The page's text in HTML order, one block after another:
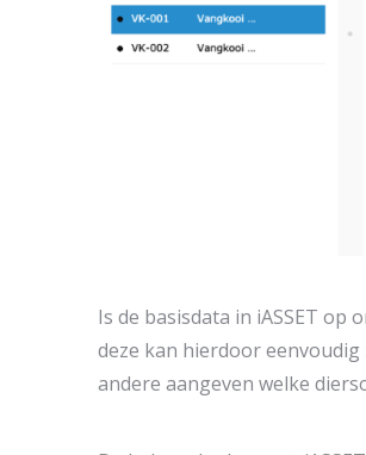
Is de basisdata in iASSET op
deze kan hierdoor
andere aangeven welke